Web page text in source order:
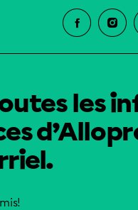
les